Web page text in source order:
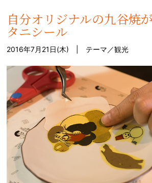
自分オリジナルの九谷焼
タニシール
2016年7月21日(木) | テーマ／観光